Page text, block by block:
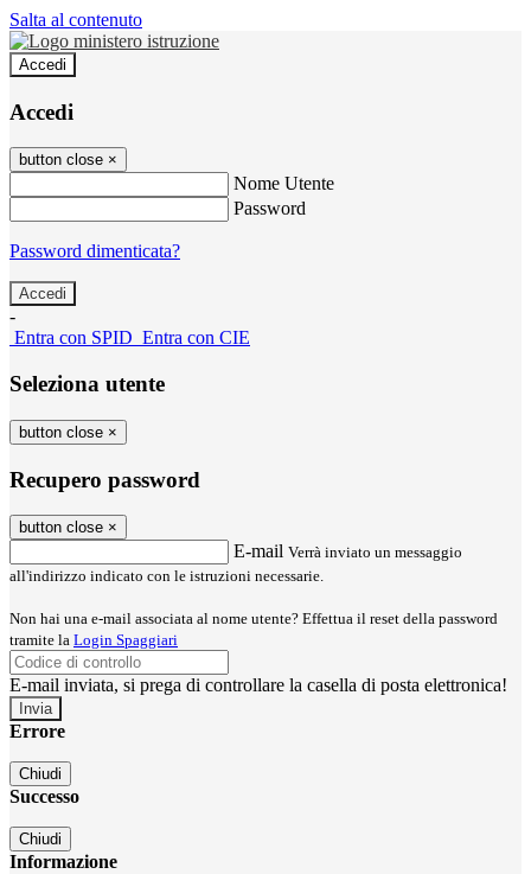
Salta al contenuto
Accedi
Accedi
button close ×
Nome Utente
Password
Password dimenticata?
-
Entra con SPID Entra con CIE
Seleziona utente
button close ×
Recupero password
button close ×
E-mail Verrà inviato un messaggio
all'indirizzo indicato con le istruzioni necessarie.
Non hai una e-mail associata al nome utente? Effettua il reset della password
tramite la Login Spaggiari
E-mail inviata, si prega di controllare la casella di posta elettronica!
Errore
Chiudi
Successo
Chiudi
Informazione